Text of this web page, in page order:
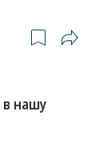
в нашу